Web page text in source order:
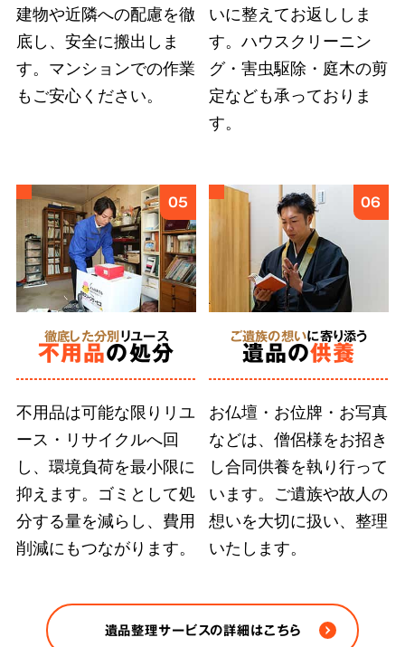
弊社では故人様とご依頼者様の想いに応えるこ
とを第一としています。遠方にお住まいのご親
族への形見分や遺品のご供養など、どのような
細かなご要望も遠慮せずにお伝えください。
6 あらゆる状況 に対応
特殊清掃
にも対応
弊社ではどのような状況の遺品整理も、故人の
大切にされていた品物や重要書類を探し出す手
段を尽くします。また、
部屋の完全清掃、脱臭
除菌など、原状回復のおすすめ方法をご案内
※ゴミや不用品の処分は各自治体の条例/法令に
従い適正に処分します。
建物や近隣への配慮を徹
底し、安全に搬出しま
す。マンションでの作業
もご安心ください。
いに整えてお返ししま
す。ハウスクリーニン
グ・害虫駆除・庭木の剪
定なども承っておりま
す。
05
徹底した分別リユース
不用品の処分
不用品は可能な限りリユ
ース・リサイクルへ回
し、環境負荷を最小限に
抑えます。ゴミとして処
分する量を減らし、費用
削減にもつながります。
06
ご遺族の想いに寄り添う
遺品の供養
お仏壇・お位牌・お写真
などは、僧侶様をお招き
し合同供養を執り行って
います。ご遺族や故人の
想いを大切に扱い、整理
いたします。
遺品整理サービスの詳細はこちら